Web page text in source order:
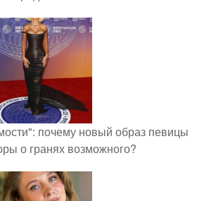
почему новый образ певицы
о гранях возможного?